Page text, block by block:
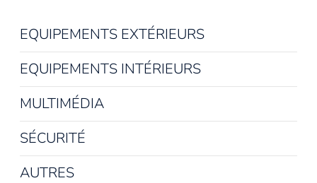
EQUIPEMENTS EXTÉRIEURS
EQUIPEMENTS INTÉRIEURS
MULTIMÉDIA
SÉCURITÉ
AUTRES